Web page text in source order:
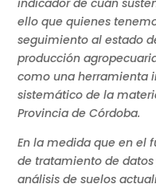
indicador de cuán
ello que quienes
seguimiento al estado
producción
como una herramienta
sistemático de la
Provincia de Córdoba.
En la medida que en el
de tratamiento de
análisis de suelos